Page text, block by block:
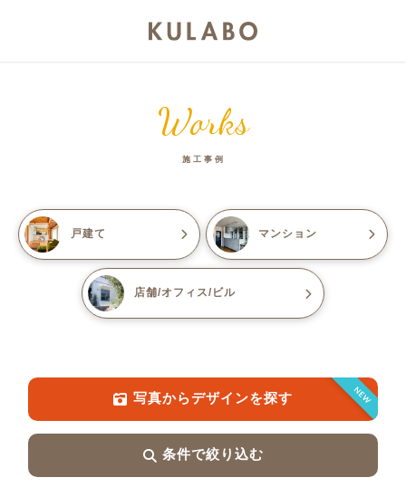
Works
施工事例
戸建て マンション
店舗/オフィス/ビル
NEW
写真からデザインを探す
条件で絞り込む